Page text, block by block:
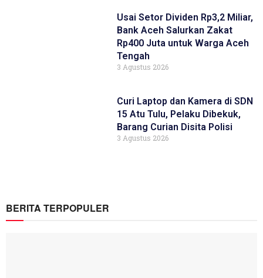
Usai Setor Dividen Rp3,2 Miliar,
Bank Aceh Salurkan Zakat
Rp400 Juta untuk Warga Aceh
Tengah
3 Agustus 2026
Curi Laptop dan Kamera di SDN
15 Atu Tulu, Pelaku Dibekuk,
Barang Curian Disita Polisi
3 Agustus 2026
BERITA TERPOPULER